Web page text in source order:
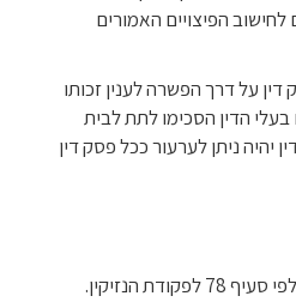
הפיצויים האמורים
על דרך הפשרה לענין זכותו
הדין הסכימו לתת לבית
ניתן לערעור ככל פסק דין
הנזיקין.